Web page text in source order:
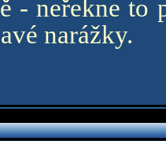
- neřekne to
narážky.